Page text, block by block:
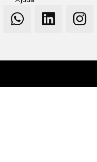
Qooqer
WhatsApp
Qooqer
Linkedin